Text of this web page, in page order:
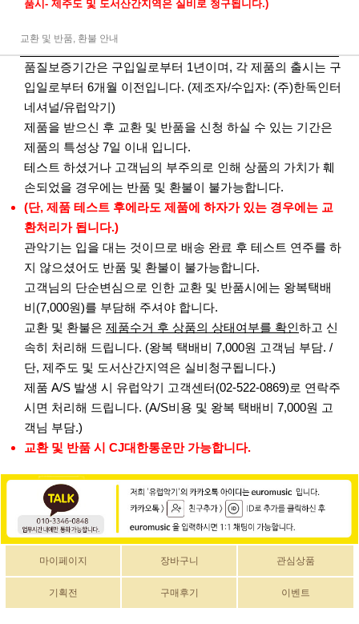
품시- 제주도 및 도서산간지역은 실비로 청구됩니다.)
교환 및 반품, 환불 안내
품질보증기간은 구입일로부터 1년이며, 각 제품의 출시는 구
입일로부터 6개월 이전입니다. (제조자/수입자: (주)한독인터
네셔널/유럽악기)
제품을 받으신 후 교환 및 반품을 신청 하실 수 있는 기간은
제품의 특성상 7일 이내 입니다.
테스트 하셨거나 고객님의 부주의로 인해 상품의 가치가 훼
손되었을 경우에는 반품 및 환불이 불가능합니다.
(단, 제품 테스트 후에라도 제품에 하자가 있는 경우에는 교
환처리가 됩니다.)
관악기는 입을 대는 것이므로 배송 완료 후 테스트 연주를 하
지 않으셨어도 반품 및 환불이 불가능합니다.
고객님의 단순변심으로 인한 교환 및 반품시에는 왕복택배
비(7,000원)를 부담해 주셔야 합니다.
교환 및 환불은 제품수거 후 상품의 상태여부를 확인하고 신
속히 처리해 드립니다. (왕복 택배비 7,000원 고객님 부담. /
단, 제주도 및 도서산간지역은 실비청구됩니다.)
제품 A/S 발생 시 유럽악기 고객센터(02-522-0869)로 연락주
시면 처리해 드립니다. (A/S비용 및 왕복 택배비 7,000원 고
객님 부담.)
교환 및 반품 시 CJ대한통운만 가능합니다.
마이페이지 장바구니 관심상품
기획전 구매후기 이벤트